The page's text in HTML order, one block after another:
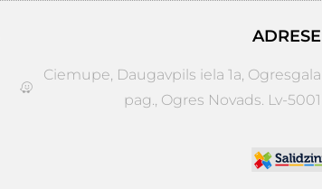
ADRESE
Ciemupe, Daugavpils iela 1a, Ogresgala
pag., Ogres Novads. Lv-5001